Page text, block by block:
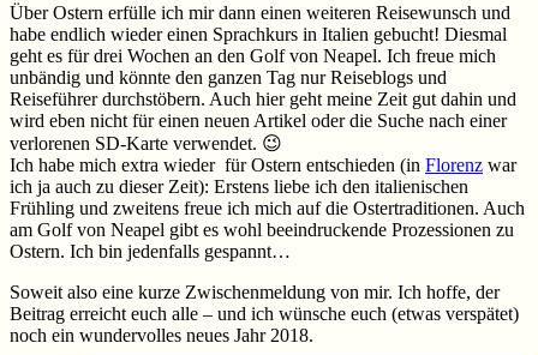
Über Ostern erfülle ich mir dann einen weiteren Reisewunsch und
habe endlich wieder einen Sprachkurs in Italien gebucht! Diesmal
geht es für drei Wochen an den Golf von Neapel. Ich freue mich
unbändig und könnte den ganzen Tag nur Reiseblogs und
Reiseführer durchstöbern. Auch hier geht meine Zeit gut dahin und
wird eben nicht für einen neuen Artikel oder die Suche nach einer
verlorenen SD-Karte verwendet. 😉
Ich habe mich extra wieder für Ostern entschieden (in Florenz war
ich ja auch zu dieser Zeit): Erstens liebe ich den italienischen
Frühling und zweitens freue ich mich auf die Ostertraditionen. Auch
am Golf von Neapel gibt es wohl beeindruckende Prozessionen zu
Ostern. Ich bin jedenfalls gespannt…
Soweit also eine kurze Zwischenmeldung von mir. Ich hoffe, der
Beitrag erreicht euch alle – und ich wünsche euch (etwas verspätet)
noch ein wundervolles neues Jahr 2018.